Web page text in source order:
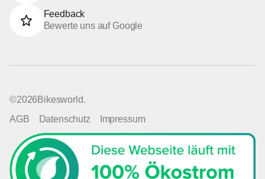
Feedback
Bewerte uns auf Google
©2026 Bikesworld.
AGB
Datenschutz Impressum